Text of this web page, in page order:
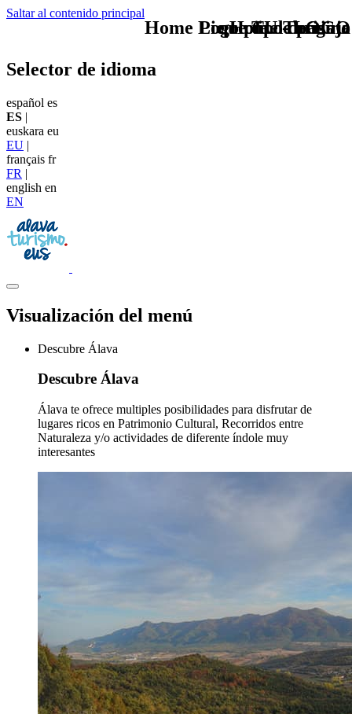
Saltar al contenido principal
TU - LOGO
Selector de idioma
español es
ES |
euskara eu
EU |
français fr
FR |
english en
EN
Visualización del menú
Descubre Álava
Descubre Álava
Álava te ofrece multiples posibilidades para disfrutar de
lugares ricos en Patrimonio Cultural, Recorridos entre
Naturaleza y/o actividades de diferente índole muy
interesantes
que tipo de viaje
Home Logo pie de página
Pie Home Turismo